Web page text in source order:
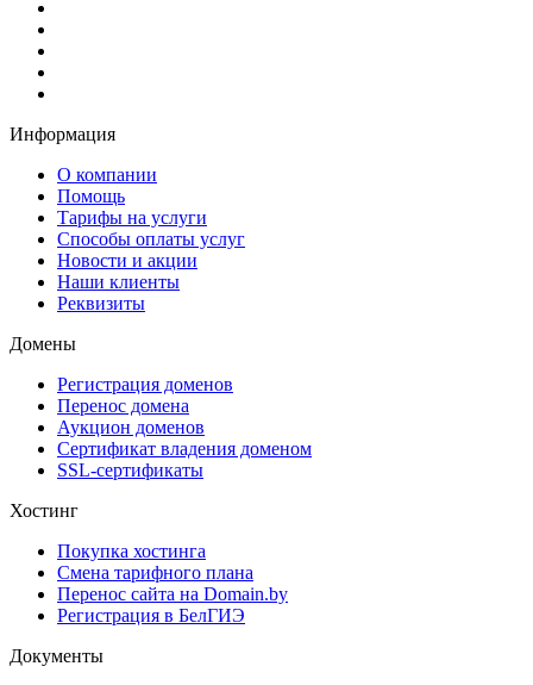
Информация
О компании
Помощь
Тарифы на услуги
Способы оплаты услуг
Новости и акции
Наши клиенты
Реквизиты
Домены
Регистрация доменов
Перенос домена
Аукцион доменов
Сертификат владения доменом
SSL-сертификаты
Хостинг
Покупка хостинга
Смена тарифного плана
Перенос сайта на Domain.by
Регистрация в БелГИЭ
Документы